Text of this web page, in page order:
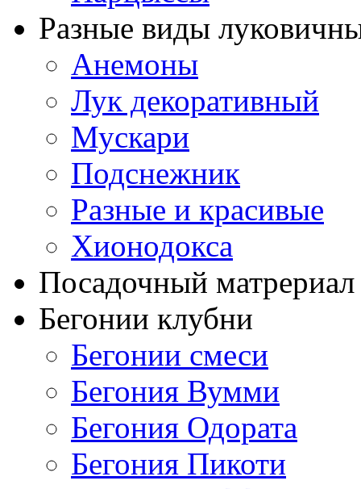
Разные виды
Анемоны
Лук декоративный
Мускари
Подснежник
Разные и красивые
Хионодокса
Посадочный матрериал
Бегонии клубни
Бегонии смеси
Бегония Вумми
Бегония Одората
Бегония Пикоти